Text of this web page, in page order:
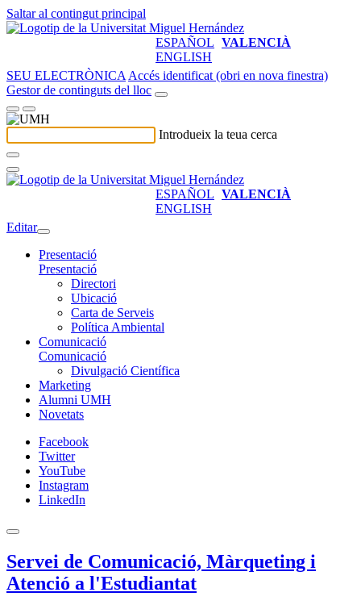
Saltar al contingut principal
ESPAÑOL VALENCIÀ
ENGLISH
SEU ELECTRÒNICA Accés identificat (obri en nova finestra)
Gestor de continguts del lloc
Introdueix la teua cerca
ESPAÑOL VALENCIÀ
ENGLISH
Editar
Presentació
Presentació
Directori
Ubicació
Carta de Serveis
Política Ambiental
Comunicació
Comunicació
Divulgació Científica
Marketing
Alumni UMH
Novetats
Facebook
Twitter
YouTube
Instagram
LinkedIn
Servei de Comunicació, Màrqueting i
Atenció a l'Estudiantat